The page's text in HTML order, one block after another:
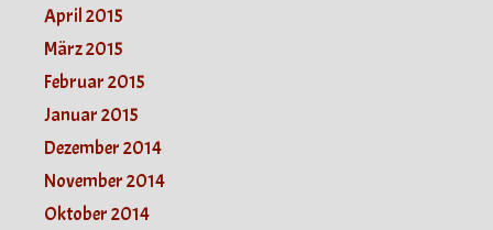
April 2015
März 2015
Februar 2015
Januar 2015
Dezember 2014
November 2014
Oktober 2014